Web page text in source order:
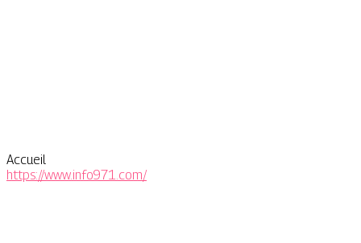
Accueil
https://www.info971.com/